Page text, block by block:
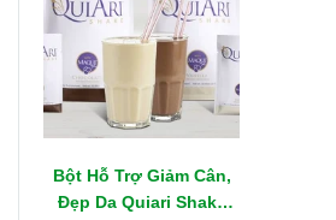
Bột Hỗ Trợ Giảm Cân,
Đẹp Da Quiari Shake